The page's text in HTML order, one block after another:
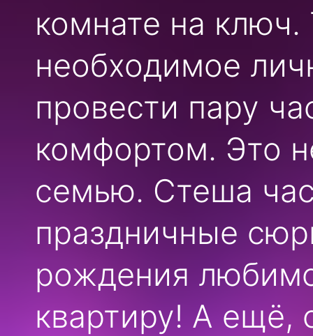
комнате на ключ.
необходимое
провести пару
комфортом. Это
семью. Стеша
праздничные
рождения
квартиру! А ещё,